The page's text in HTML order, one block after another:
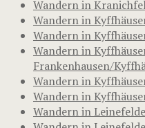
Wandern in
Wandern in
Wandern in
Wandern in
Frankenhausen/
Wandern in
Wandern in
Wandern in